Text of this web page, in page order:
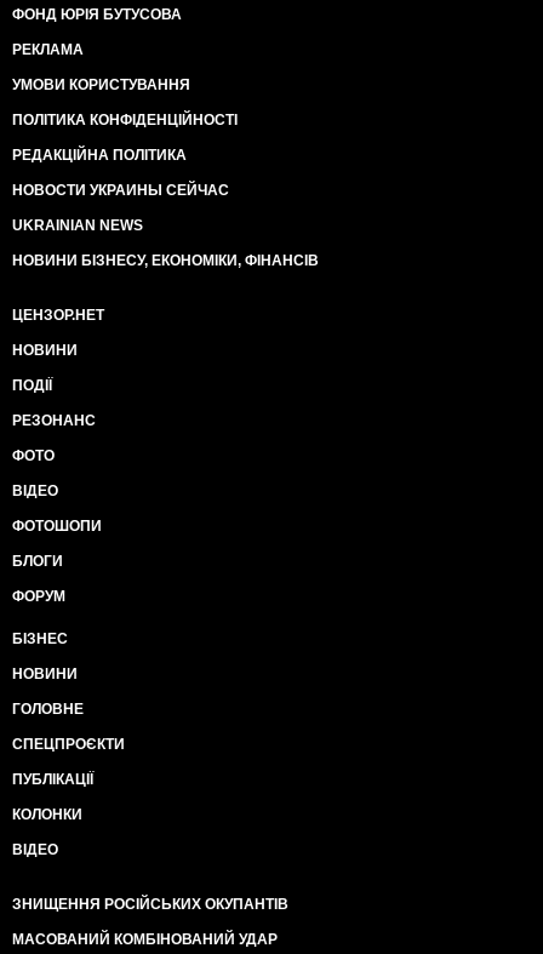
ФОНД ЮРІЯ БУТУСОВА
РЕКЛАМА
УМОВИ КОРИСТУВАННЯ
ПОЛІТИКА КОНФІДЕНЦІЙНОСТІ
РЕДАКЦІЙНА ПОЛІТИКА
НОВОСТИ УКРАИНЫ СЕЙЧАС
UKRAINIAN NEWS
НОВИНИ БІЗНЕСУ, ЕКОНОМІКИ, ФІНАНСІВ
ЦЕНЗОР.НЕТ
НОВИНИ
ПОДІЇ
РЕЗОНАНС
ФОТО
ВІДЕО
ФОТОШОПИ
БЛОГИ
ФОРУМ
БІЗНЕС
НОВИНИ
ГОЛОВНЕ
СПЕЦПРОЄКТИ
ПУБЛІКАЦІЇ
КОЛОНКИ
ВІДЕО
ЗНИЩЕННЯ РОСІЙСЬКИХ ОКУПАНТІВ
МАСОВАНИЙ КОМБІНОВАНИЙ УДАР